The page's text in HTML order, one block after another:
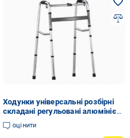
Ходунки універсальні розбірні
складані регульовані алюмінієві
Сірий (OSD-Q101KD)
оцінити